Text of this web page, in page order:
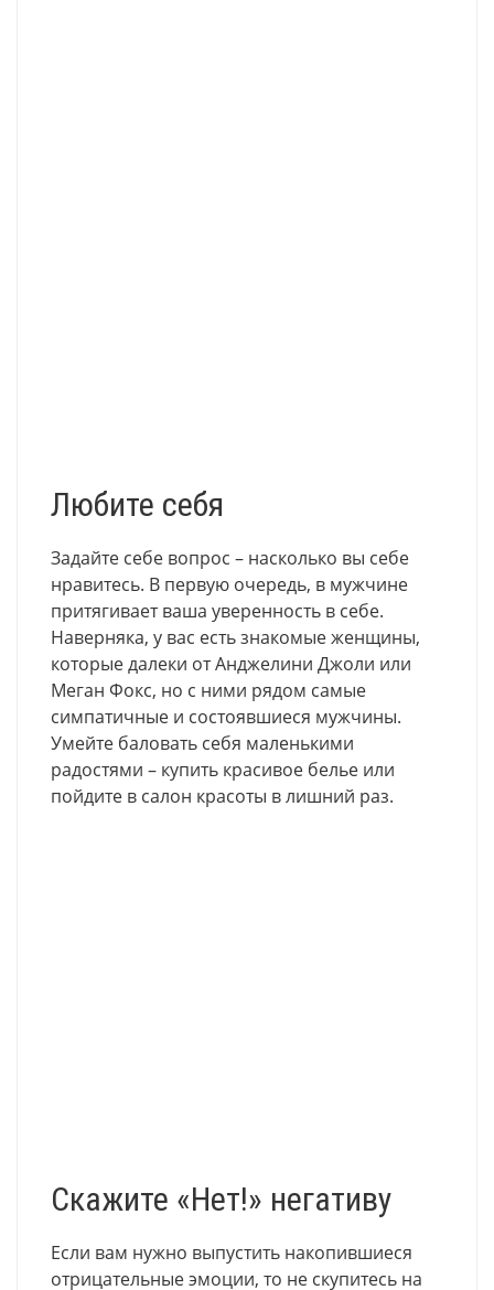
Любите себя
Задайте себе вопрос – насколько вы себе
нравитесь. В первую очередь, в мужчине
притягивает ваша уверенность в себе.
Наверняка, у вас есть знакомые женщины,
которые далеки от Анджелини Джоли или
Меган Фокс, но с ними рядом самые
симпатичные и состоявшиеся мужчины.
Умейте баловать себя маленькими
радостями – купить красивое белье или
пойдите в салон красоты в лишний раз.
Скажите «Нет!» негативу
Если вам нужно выпустить накопившиеся
отрицательные эмоции, то не скупитесь на